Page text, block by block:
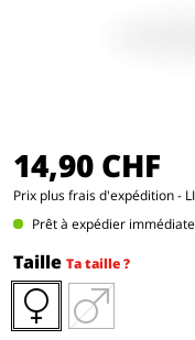
14,90 CHF
Prix plus frais d'expédition-
Prêt à expédier
Taille Ta taille ?